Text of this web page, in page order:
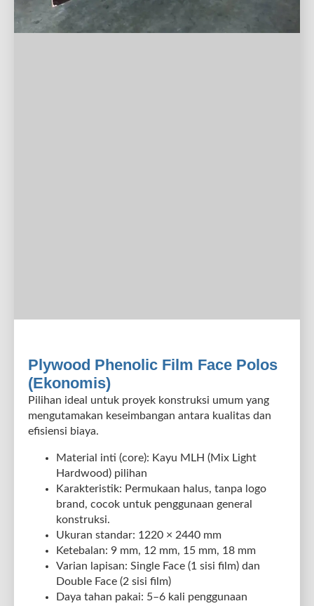
Plywood Phenolic Film Face Polos
(Ekonomis)
Pilihan ideal untuk proyek konstruksi umum yang
mengutamakan keseimbangan antara kualitas dan
efisiensi biaya.
Material inti (core): Kayu MLH (Mix Light
Hardwood) pilihan
Karakteristik: Permukaan halus, tanpa logo
brand, cocok untuk penggunaan general
konstruksi.
Ukuran standar: 1220 × 2440 mm
Ketebalan: 9 mm, 12 mm, 15 mm, 18 mm
Varian lapisan: Single Face (1 sisi film) dan
Double Face (2 sisi film)
Daya tahan pakai: 5–6 kali penggunaan